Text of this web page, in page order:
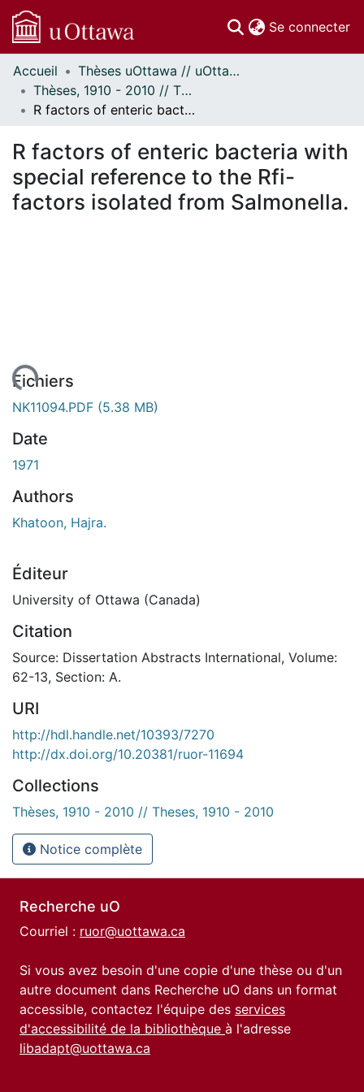
Se connecter
Communautés
et collections
Parcourir
À propos
Accueil
Thèses uOttawa // uOttawa Theses
Thèses, 1910 - 2010 // Theses, 1910 - 2010
R factors of enteric bacteria with special reference to the Rfi- factors isolated from Salmonella.
R factors of enteric bacteria with
special reference to the Rfi-
factors isolated from Salmonella.
Fichiers
NK11094.PDF (5.38 MB)
Date
1971
Authors
Khatoon, Hajra.
Éditeur
University of Ottawa (Canada)
Citation
Source: Dissertation Abstracts International, Volume:
62-13, Section: A.
URI
http://hdl.handle.net/10393/7270
http://dx.doi.org/10.20381/ruor-11694
Collections
Thèses, 1910 - 2010 // Theses, 1910 - 2010
Notice complète
Recherche uO
Courriel : ruor@uottawa.ca
Si vous avez besoin d'une copie d'une thèse ou d'un
autre document dans Recherche uO dans un format
accessible, contactez l'équipe des services
d'accessibilité de la bibliothèque à l'adresse
libadapt@uottawa.ca